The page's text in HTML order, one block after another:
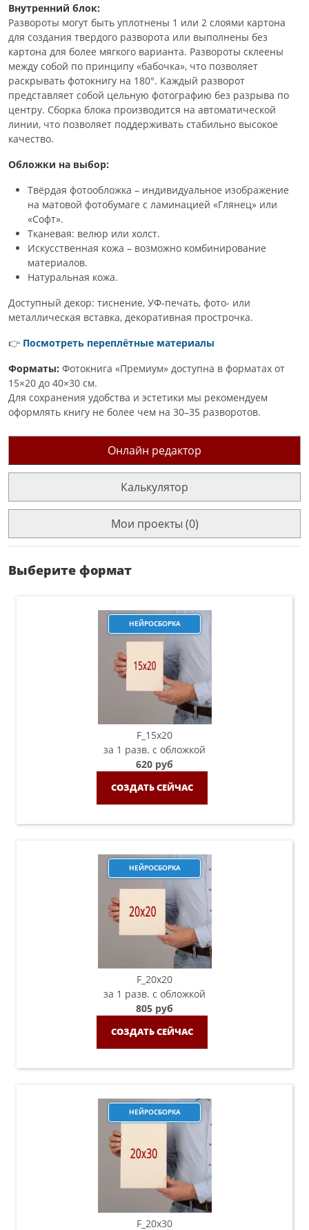
Внутренний блок:
Развороты могут быть уплотнены 1 или 2 слоями картона
для создания твердого разворота или выполнены без
картона для более мягкого варианта. Развороты склеены
между собой по принципу «бабочка», что позволяет
раскрывать фотокнигу на 180°. Каждый разворот
представляет собой цельную фотографию без разрыва по
центру. Сборка блока производится на автоматической
линии, что позволяет поддерживать стабильно высокое
качество.
Обложки на выбор:
Твёрдая фотообложка – индивидуальное изображение
на матовой фотобумаге с ламинацией «Глянец» или
«Софт».
Тканевая: велюр или холст.
Искусственная кожа – возможно комбинирование
материалов.
Натуральная кожа.
Доступный декор: тиснение, УФ-печать, фото- или
металлическая вставка, декоративная прострочка.
👉 Посмотреть переплётные материалы
Форматы: Фотокнига «Премиум» доступна в форматах от
15×20 до 40×30 см.
Для сохранения удобства и эстетики мы рекомендуем
оформлять книгу не более чем на 30–35 разворотов.
Онлайн редактор
Калькулятор
Мои проекты (0)
Выберите формат
НЕЙРОСБОРКА
F_15х20
за 1 разв. с обложкой
620 руб
СОЗДАТЬ СЕЙЧАС
НЕЙРОСБОРКА
F_20х20
за 1 разв. с обложкой
805 руб
СОЗДАТЬ СЕЙЧАС
НЕЙРОСБОРКА
F_20х30